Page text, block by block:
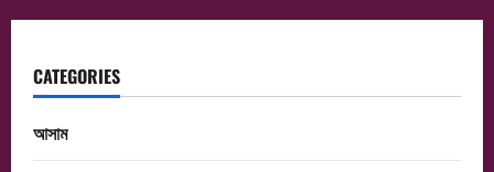
CATEGORIES
আসাম